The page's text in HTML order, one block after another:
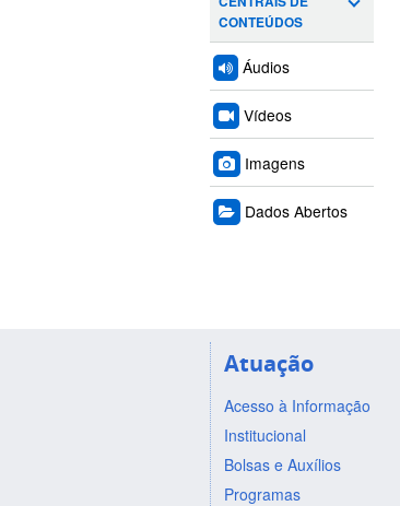
CONTEÚDOS
Áudios
Vídeos
Imagens
Dados Abertos
Atuação
Acesso à Informação
Institucional
Bolsas e Auxílios
Programas